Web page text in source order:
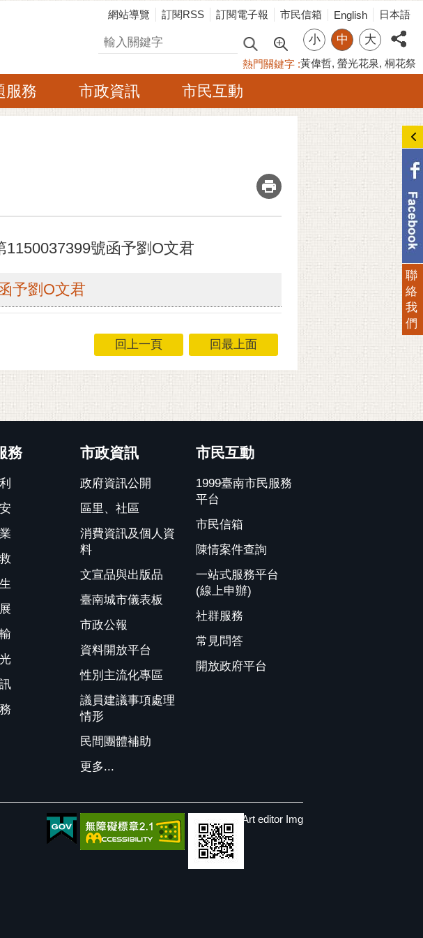
網站導覽 訂閱RSS 訂閱電子報 市民信箱 English 日本語
搜尋 小 中 大
熱門關鍵字 黃偉哲 螢光花泉 桐花祭
服務 市政資訊 市民互動
_
號函予劉O文君
予劉O文君
回上一頁 回最上面
務 市政資訊
政府資訊公開
區里、社區
消費資訊及個人資
料
文宣品與出版品
臺南城市儀表板
市政公報
資料開放平台
性別主流化專區
議員建議事項處理
情形
民間團體補助
更多...
市民互動
1999臺南市民服務
平台
市民信箱
陳情案件查詢
一站式服務平台
(線上申辦)
社群服務
常見問答
開放政府平台
聯
絡
我
們